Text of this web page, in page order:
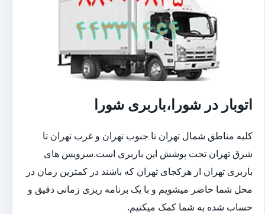
اتوبار در شورا،باربری شورا
کلیه مناطق شمال تهران تا جنوب تهران و غرب تهران تا
شرق تهران تحت پوشش این باربری است.سرویس های
باربری تهران از هرکجای تهران که باشند در کمترین زمان در
محل شما حاضر میشویم و با یک برنامه ریزی زمانی دقیق و
حساب شده به شما کمک میکنیم.